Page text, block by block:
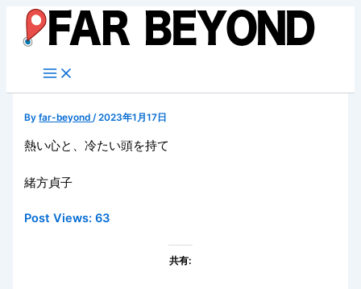
キ
Byfar-beyond/2023年1月17日
熱い心と、冷たい頭を持て
緒方貞子
Post Views: 63
共有: